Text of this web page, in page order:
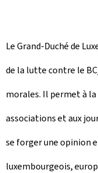
Le Grand-Duché de
de la lutte contre le
morales. Il permet à
associations et aux
se forger une opinion
luxembourgeois,